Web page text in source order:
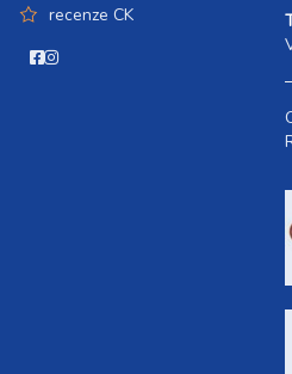
recenze CK